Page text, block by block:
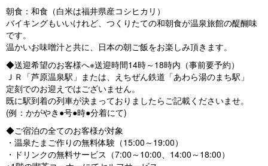
朝食：和食（白米は福井県産コシヒカリ）
バイキングもいいけれど、つくりたての和朝食が温泉旅館の醍醐味
です。
温かいお味噌汁と共に、日本の朝ご飯をお楽しみ頂きます。
◆送迎希望のお客様へ※送迎時間14時～18時内（事前要予約）
ＪＲ「芦原温泉駅」または、えちぜん鉄道「あわら湯のまち駅」
定刻でのお迎えではございません。
既に駅到着の列車が決まっておりましたらご記載くださいませ。
(例：かがやき●号●時●分着にて)
◆ご宿泊の全てのお客様が対象
・温泉たまご作りの無料体験（15:00～19:00）
・ドリンクの無料サービス（7:00～10:00、14:00～18:00）